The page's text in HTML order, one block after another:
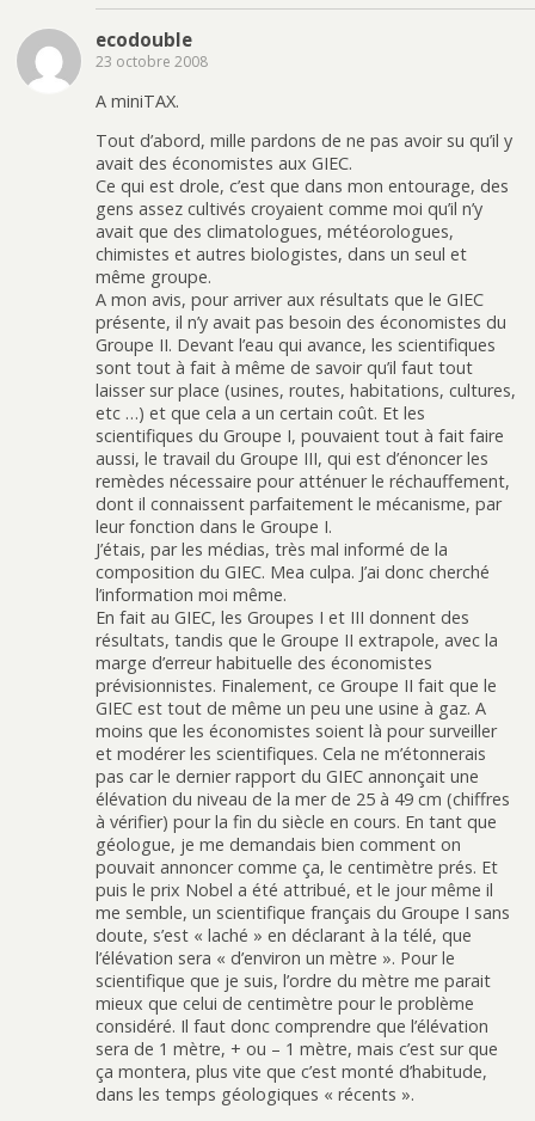
ecodouble
23 octobre 2008
A miniTAX.
Tout d’abord, mille pardons de ne pas avoir su qu’il y
avait des économistes aux GIEC.
Ce qui est drole, c’est que dans mon entourage, des
gens assez cultivés croyaient comme moi qu’il n’y
avait que des climatologues, météorologues,
chimistes et autres biologistes, dans un seul et
même groupe.
A mon avis, pour arriver aux résultats que le GIEC
présente, il n’y avait pas besoin des économistes du
Groupe II. Devant l’eau qui avance, les scientifiques
sont tout à fait à même de savoir qu’il faut tout
laisser sur place (usines, routes, habitations, cultures,
etc …) et que cela a un certain coût. Et les
scientifiques du Groupe I, pouvaient tout à fait faire
aussi, le travail du Groupe III, qui est d’énoncer les
remèdes nécessaire pour atténuer le réchauffement,
dont il connaissent parfaitement le mécanisme, par
leur fonction dans le Groupe I.
J’étais, par les médias, très mal informé de la
composition du GIEC. Mea culpa. J’ai donc cherché
l’information moi même.
En fait au GIEC, les Groupes I et III donnent des
résultats, tandis que le Groupe II extrapole, avec la
marge d’erreur habituelle des économistes
prévisionnistes. Finalement, ce Groupe II fait que le
GIEC est tout de même un peu une usine à gaz. A
moins que les économistes soient là pour surveiller
et modérer les scientifiques. Cela ne m’étonnerais
pas car le dernier rapport du GIEC annonçait une
élévation du niveau de la mer de 25 à 49 cm (chiffres
à vérifier) pour la fin du siècle en cours. En tant que
géologue, je me demandais bien comment on
pouvait annoncer comme ça, le centimètre prés. Et
puis le prix Nobel a été attribué, et le jour même il
me semble, un scientifique français du Groupe I sans
doute, s’est « laché » en déclarant à la télé, que
l’élévation sera « d’environ un mètre ». Pour le
scientifique que je suis, l’ordre du mètre me parait
mieux que celui de centimètre pour le problème
considéré. Il faut donc comprendre que l’élévation
sera de 1 mètre, + ou – 1 mètre, mais c’est sur que
ça montera, plus vite que c’est monté d’habitude,
dans les temps géologiques « récents ».